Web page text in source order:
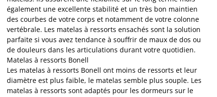
également une excellente stabilité et un très bon maintien
des courbes de votre corps et notamment de votre colonne
vertébrale. Les matelas à ressorts ensachés sont la solution
parfaite si vous avez tendance à souffrir de maux de dos ou
de douleurs dans les articulations durant votre quotidien.
Matelas à ressorts Bonell
Les matelas à ressorts Bonell ont moins de ressorts et leur
diamètre est plus faible, le matelas semble plus souple. Les
matelas à ressorts sont adaptés pour les dormeurs sur le